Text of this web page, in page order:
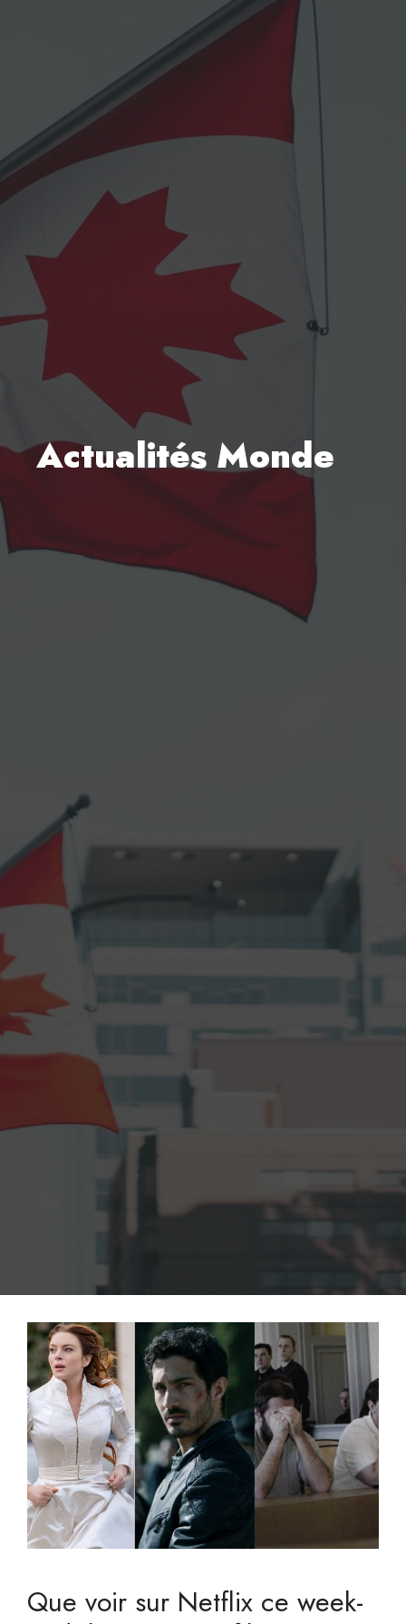
Actualités Monde
Que voir sur Netflix ce week-